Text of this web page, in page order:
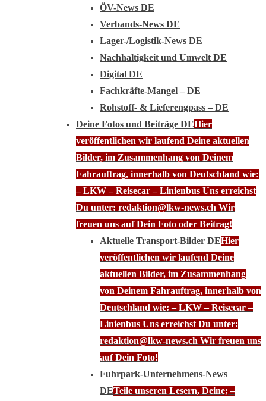
ÖV-News DE
Verbands-News DE
Lager-/Logistik-News DE
Nachhaltigkeit und Umwelt DE
Digital DE
Fachkräfte-Mangel – DE
Rohstoff- & Lieferengpass – DE
Deine Fotos und Beiträge DEHier
veröffentlichen wir laufend Deine aktuellen
Bilder, im Zusammenhang von Deinem
Fahrauftrag, innerhalb von Deutschland wie:
– LKW – Reisecar – Linienbus Uns erreichst
Du unter: redaktion@lkw-news.ch Wir
freuen uns auf Dein Foto oder Beitrag!
Aktuelle Transport-Bilder DEHier
veröffentlichen wir laufend Deine
aktuellen Bilder, im Zusammenhang
von Deinem Fahrauftrag, innerhalb von
Deutschland wie: – LKW – Reisecar –
Linienbus Uns erreichst Du unter:
redaktion@lkw-news.ch Wir freuen uns
auf Dein Foto!
Fuhrpark-Unternehmens-News
DETeile unseren Lesern, Deine; –